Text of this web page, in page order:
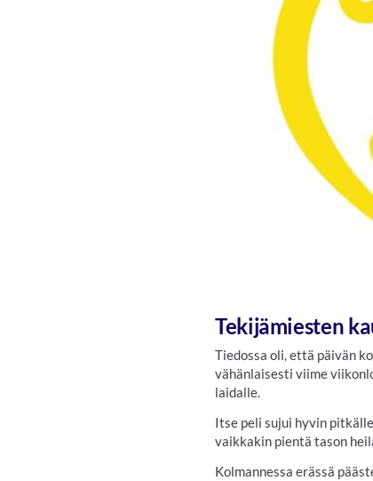
Tekijämiesten
Tiedossa oli, että päivän
vähänlaisesti viime
laidalle.
Itse peli sujui hyvin
vaikkakin pientä tason
Kolmannessa erässä